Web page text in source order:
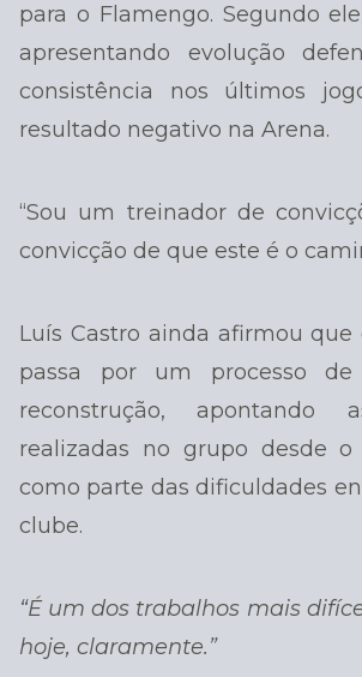
para o Flamengo. Segundo
apresentando evolução
consistência nos últimos
resultado negativo na Arena.
“Sou um treinador de
convicção de que este é o
Luís Castro ainda afirmou que
passa por um processo de
reconstrução, apontando
realizadas no grupo desde
como parte das dificuldades
clube.
“É um dos trabalhos mais
hoje, claramente.”